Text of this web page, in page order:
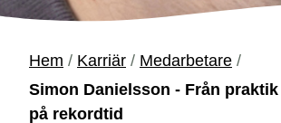
Hem / Karriär / Medarbetare /
Simon Danielsson - Från
på rekordtid